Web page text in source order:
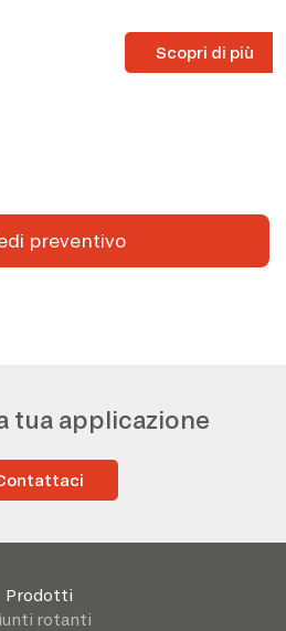
Scopri di più
preventivo
tua applicazione
Prodotti
rotanti